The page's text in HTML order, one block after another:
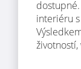
interiéru